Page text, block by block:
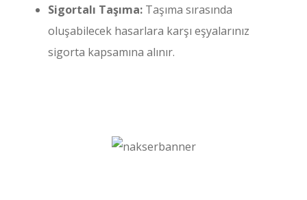
Sigortalı Taşıma: Taşıma sırasında
oluşabilecek hasarlara karşı eşyalarınız
sigorta kapsamına alınır.